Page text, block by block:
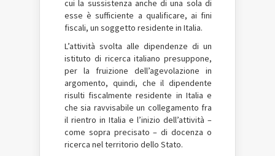
cui la sussistenza anche di una sola di
esse è sufficiente a qualificare, ai fini
fiscali, un soggetto residente in Italia.
L’attività svolta alle dipendenze di un
istituto di ricerca italiano presuppone,
per la fruizione dell’agevolazione in
argomento, quindi, che il dipendente
risulti fiscalmente residente in Italia e
che sia ravvisabile un collegamento fra
il rientro in Italia e l’inizio dell’attività –
come sopra precisato – di docenza o
ricerca nel territorio dello Stato.